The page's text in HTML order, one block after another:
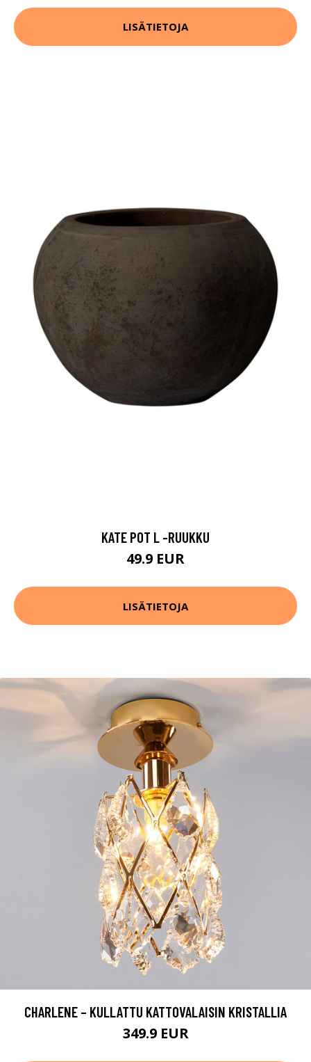
LISÄTIETOJA
KATE POT L -RUUKKU
49.9 EUR
LISÄTIETOJA
CHARLENE – KULLATTU KATTOVALAISIN KRISTALLIA
349.9 EUR